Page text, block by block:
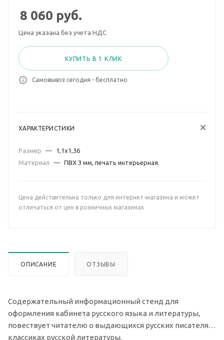
8 060 руб.
Цена указана без учета НДС
КУПИТЬ В 1 КЛИК
Самовывоз сегодня - бесплатно
ХАРАКТЕРИСТИКИ
Размер —
1,1х1,36
Материал
— ПВХ 3 мм, печать интерьерная.
Цена действительна только для интернет-магазина и может
отличаться от цен в розничных магазинах
ОПИСАНИЕ ОТЗЫВЫ
Содержательный информационный стенд для
оформления кабинета русского языка и литературы,
повествует читателю о выдающихся русских писателях,
классиках русской литературы.